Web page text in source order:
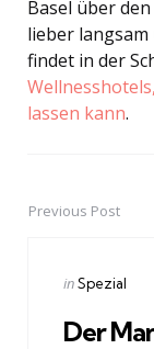
Basel über
lieber
findet in der
lassen kann.
PostPrevious Post
Posted
inSpezial
Der